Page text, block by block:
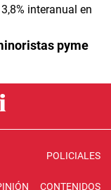
pyme
POLICIALES
CONTENIDOS